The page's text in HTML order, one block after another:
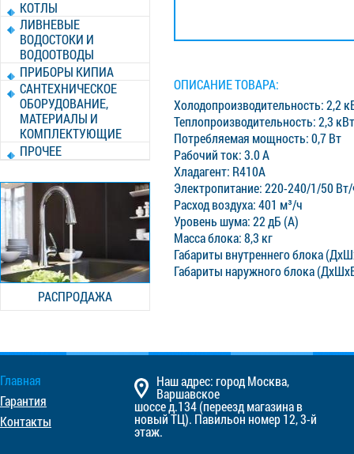
КОТЛЫ
ЛИВНЕВЫЕ
ВОДОСТОКИ И
ВОДООТВОДЫ
ПРИБОРЫ КИПИА
САНТЕХНИЧЕСКОЕ
ОБОРУДОВАНИЕ,
МАТЕРИАЛЫ И
КОМПЛЕКТУЮЩИЕ
ПРОЧЕЕ
РАСПРОДАЖА
ОПИСАНИЕ ТОВАРА:
Холодопроизводительность: 2,2
Теплопроизводительность: 2,3 кВт
Потребляемая мощность: 0,7 Вт
Рабочий ток: 3.0 A
Хладагент: R410A
Электропитание: 220-240/1/50
Расход воздуха: 401 м³/ч
Уровень шума: 22 дБ (А)
Масса блока: 8,3 кг
Габариты внутреннего блока
Габариты наружного блока
Главная
Гарантия
Контакты
Наш адрес: город Москва,
Варшавское
шоссе д.134 (переезд магазина в
новый ТЦ). Павильон номер 12, 3-й
этаж.